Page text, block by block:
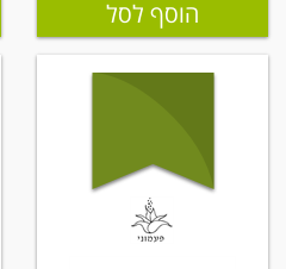
הוסף לסל